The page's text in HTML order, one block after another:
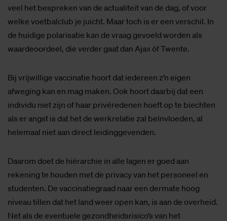
veel het bespreken van de actualiteit van de dag, of voor
welke voetbalclub je juicht. Maar toch is er een verschil. In
de huidige polarisatie kan de vraag gevoeld worden als
waardeoordeel, die verder gaat dan Ajax óf Twente.
Bij vrijwillige vaccinatie hoort dat iedereen z’n eigen
afweging kan en mag maken. Ook hoort daarbij dat een
individu niet zijn of haar privéredenen hoeft op te biechten
als er angst is dat het de werkrelatie zal beïnvloeden, al
helemaal niet aan direct leidinggevenden.
Daarom doet de hiërarchie in alle lagen er goed aan
rekening te houden met de privacy van het personeel en
studenten. De vaccinatiegraad naar een dermate hoog
niveau tillen dat het land weer open kan, is aan de overheid.
Net als de eventuele gezondheidsrisico’s van het